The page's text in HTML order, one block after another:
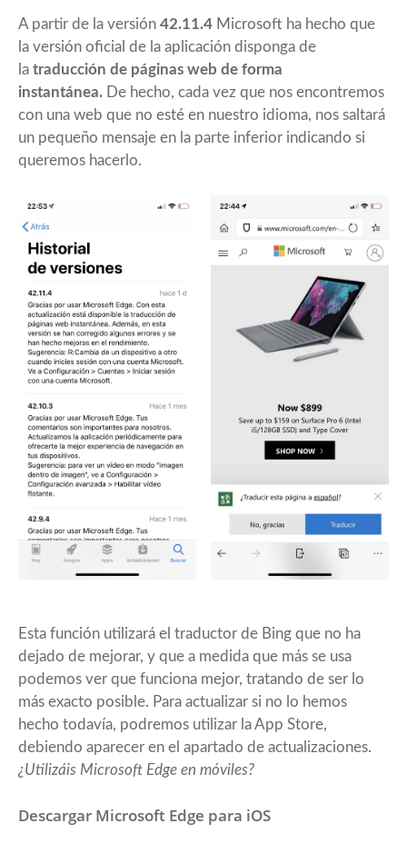
A partir de la versión 42.11.4 Microsoft ha hecho que
la versión oficial de la aplicación disponga de
la traducción de páginas web de forma
instantánea. De hecho, cada vez que nos encontremos
con una web que no esté en nuestro idioma, nos saltará
un pequeño mensaje en la parte inferior indicando si
queremos hacerlo.
Esta función utilizará el traductor de Bing que no ha
dejado de mejorar, y que a medida que más se usa
podemos ver que funciona mejor, tratando de ser lo
más exacto posible. Para actualizar si no lo hemos
hecho todavía, podremos utilizar la App Store,
debiendo aparecer en el apartado de actualizaciones.
¿Utilizáis Microsoft Edge en móviles?
Descargar Microsoft Edge para iOS